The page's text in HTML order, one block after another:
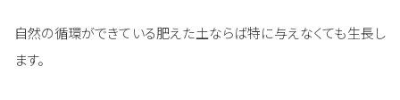
自然の循環ができている肥えた土ならば特に与えなくても生長し
ます。